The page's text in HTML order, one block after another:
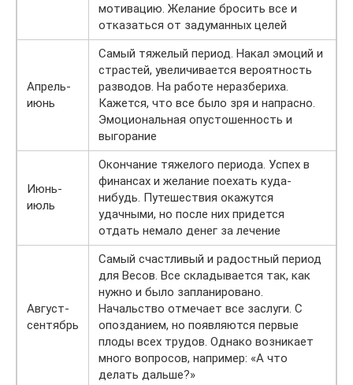
мотивацию. Желание бросить все и
отказаться от задуманных целей
Апрель-
июнь
Самый тяжелый период. Накал эмоций и
страстей, увеличивается вероятность
разводов. На работе неразбериха.
Кажется, что все было зря и напрасно.
Эмоциональная опустошенность и
выгорание
Июнь-
июль
Окончание тяжелого периода. Успех в
финансах и желание поехать куда-
нибудь. Путешествия окажутся
удачными, но после них придется
отдать немало денег за лечение
Август-
сентябрь
Самый счастливый и радостный период
для Весов. Все складывается так, как
нужно и было запланировано.
Начальство отмечает все заслуги. С
опозданием, но появляются первые
плоды всех трудов. Однако возникает
много вопросов, например: «А что
делать дальше?»